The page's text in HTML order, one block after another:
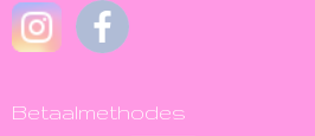
Betaalmethodes